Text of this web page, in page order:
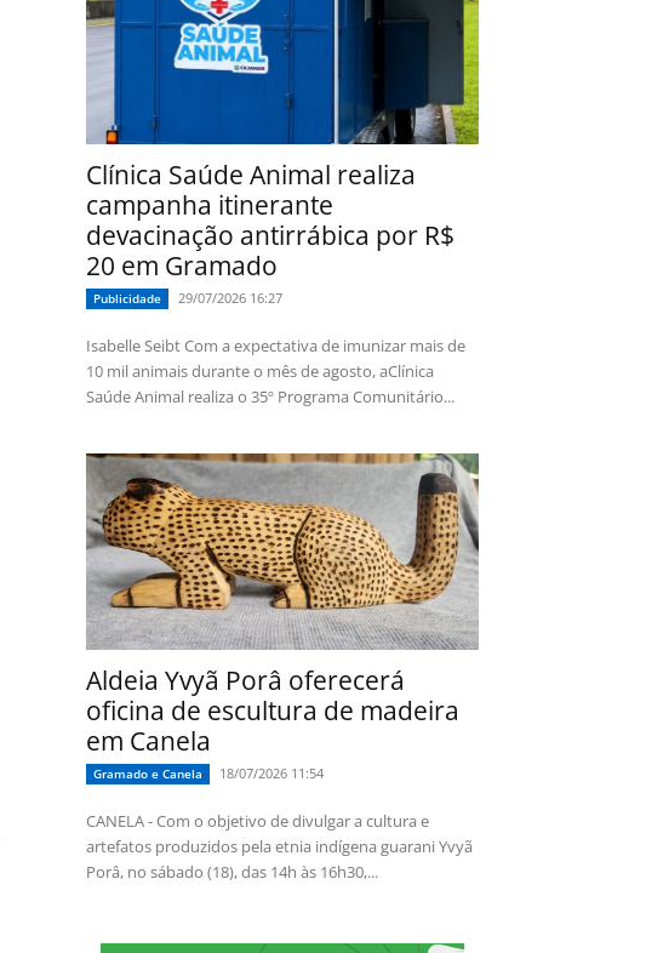
Clínica Saúde Animal realiza
campanha itinerante
devacinação antirrábica por R$
20 em Gramado
Publicidade 29/07/2026 16:27
Isabelle Seibt Com a expectativa de imunizar mais de
10 mil animais durante o mês de agosto, aClínica
Saúde Animal realiza o 35º Programa Comunitário...
Aldeia Yvyã Porâ oferecerá
oficina de escultura de madeira
em Canela
Gramado e Canela 18/07/2026 11:54
CANELA - Com o objetivo de divulgar a cultura e
artefatos produzidos pela etnia indígena guarani Yvyã
Porâ, no sábado (18), das 14h às 16h30,...